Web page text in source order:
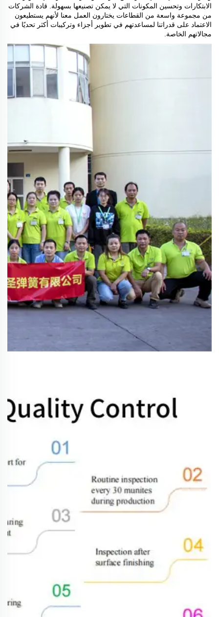
الابتكارات وتحسين المكونات التي لا يمكن تصنيعها بسهولة. قادة الشركات
من مجموعة واسعة من القطاعات يختارون العمل معنا لأنهم يستطيعون
الاعتماد على قدراتنا لمساعدتهم في تطوير أجزاء وتركيبات أكثر تحديًا في
مجالاتهم الخاصة.